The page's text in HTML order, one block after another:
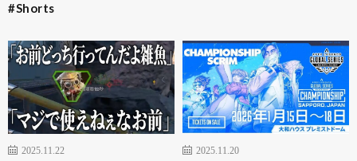
#Shorts
2025.11.22 2025.11.20